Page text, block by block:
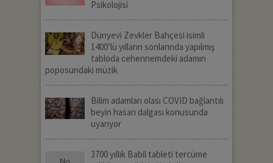
Psikolojisi
Dünyevi Zevkler Bahçesi isimli
1400’lü yılların sonlarında yapılmış
tabloda cehennemdeki adamın
poposundaki müzik
Bilim adamları olası COVID bağlantılı
beyin hasarı dalgası konusunda
uyarıyor
3700 yıllık Babil tableti tercüme